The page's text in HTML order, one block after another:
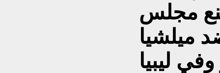
مجلس
ميلشيا
ليبيا